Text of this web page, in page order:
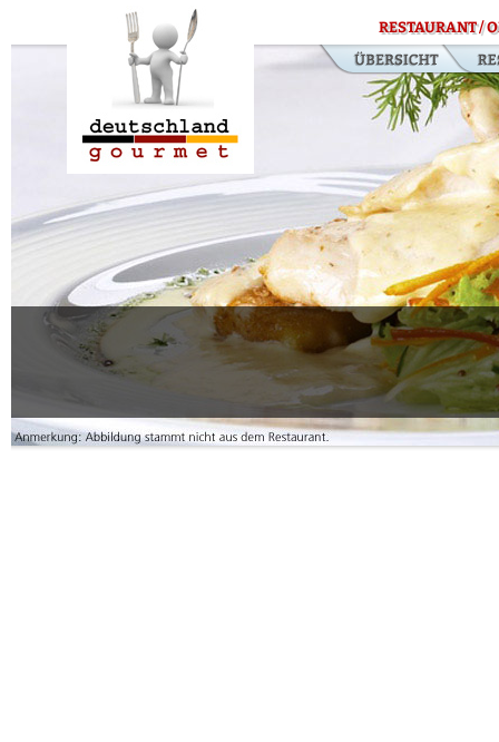
RESTAURANT /